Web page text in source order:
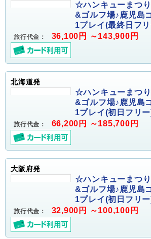
☆ハンキューまつ
&ゴルフ場♪鹿児島
1プレイ(最終日フ
旅行代金： 36,100円 ～143,900円
北海道発
☆ハンキューまつ
&ゴルフ場♪鹿児島
1プレイ(初日フリ
旅行代金： 66,200円 ～185,700円
大阪府発
☆ハンキューまつ
&ゴルフ場♪鹿児島
1プレイ(初日フリ
旅行代金： 32,900円 ～100,100円